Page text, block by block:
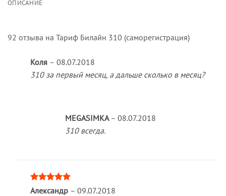
ОПИСАНИЕ
92 отзыва на Тариф Билайн 310 (саморегистрация)
Коля – 08.07.2018
310 за первый месяц, а дальше сколько в месяц?
MEGASIMKA – 08.07.2018
310 всегда.
Оценка5
Александр – 09.07.2018